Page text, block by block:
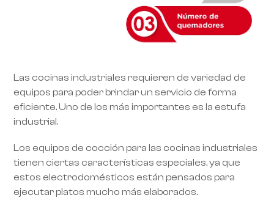
Las cocinas industriales requieren de variedad de
equipos para poder brindar un servicio de forma
eficiente. Uno de los más importantes es la estufa
industrial.
Los equipos de cocción para las cocinas industriales
tienen ciertas características especiales, ya que
estos electrodomésticos están pensados para
ejecutar platos mucho más elaborados.